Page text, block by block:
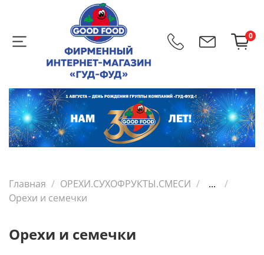
0
Главная ОРЕХИ.СУХОФРУКТЫ.СМЕСИ
...
Орехи и семечки
Орехи и семечки